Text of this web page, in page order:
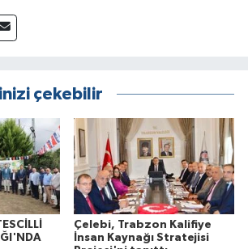
çekebilir
Çelebi, Trabzon Kalifiye
İnsan Kaynağı Stratejisi